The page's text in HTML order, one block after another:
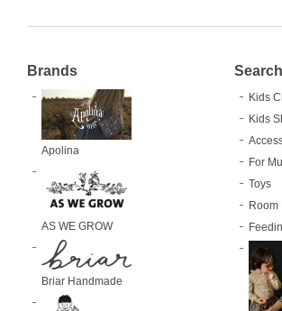
Brands
Apolina
AS WE GROW
Briar Handmade
Kids
Kids
For
Toys
Room